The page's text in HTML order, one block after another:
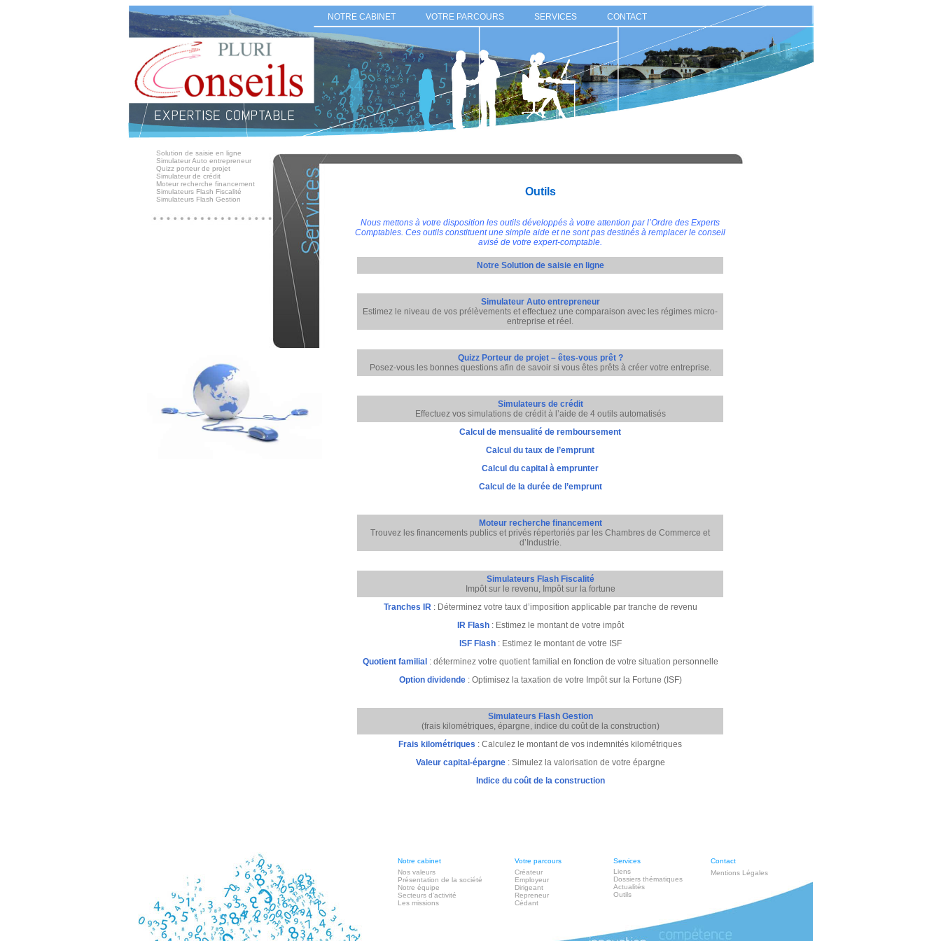
NOTRE CABINET VOTRE PARCOURS SERVICES CONTACT
Solution de saisie en ligne
Simulateur Auto entrepreneur
Quizz porteur de projet
Simulateur de crédit
Moteur recherche financement
Simulateurs Flash Fiscalité
Simulateurs Flash Gestion
Outils
Nous mettons à votre disposition les outils développés à votre attention par l’Ordre des Experts
Comptables. Ces outils constituent une simple aide et ne sont pas destinés à remplacer le conseil
avisé de votre expert-comptable.
Notre Solution de saisie en ligne
Simulateur Auto entrepreneur
Estimez le niveau de vos prélèvements et effectuez une comparaison avec les régimes micro-
entreprise et réel.
Quizz Porteur de projet – êtes-vous prêt ?
Posez-vous les bonnes questions afin de savoir si vous êtes prêts à créer votre entreprise.
Simulateurs de crédit
Effectuez vos simulations de crédit à l’aide de 4 outils automatisés
Calcul de mensualité de remboursement
Calcul du taux de l’emprunt
Calcul du capital à emprunter
Calcul de la durée de l’emprunt
Moteur recherche financement
Trouvez les financements publics et privés répertoriés par les Chambres de Commerce et
d’Industrie.
Simulateurs Flash Fiscalité
Impôt sur le revenu, Impôt sur la fortune
Tranches IR: Déterminez votre taux d’imposition applicable par tranche de revenu
IR Flash: Estimez le montant de votre impôt
ISF Flash: Estimez le montant de votre ISF
Quotient familial : déterminez votre quotient familial en fonction de votre situation personnelle
Option dividende: Optimisez la taxation de votre Impôt sur la Fortune (ISF)
Simulateurs Flash Gestion
(frais kilométriques, épargne, indice du coût de la construction)
Frais kilométriques : Calculez le montant de vos indemnités kilométriques
Valeur capital-épargne: Simulez la valorisation de votre épargne
Indice du coût de la construction
Notre cabinet Votre parcours Services
Contact
Nos valeurs
Présentation de la société
Notre équipe
Secteurs d'activité
Les missions
Créateur
Employeur
Dirigeant
Repreneur
Cédant
Liens
Dossiers thématiques
Actualités
Outils
Mentions Légales